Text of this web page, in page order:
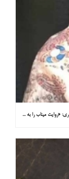
یادداشت ویژه هفته محیط‌زیست مشاور کمیسیون توسعه پایدار اتاق ایران در همشهری: «روایت میناب را به کاپ ۳۱ ببریم»